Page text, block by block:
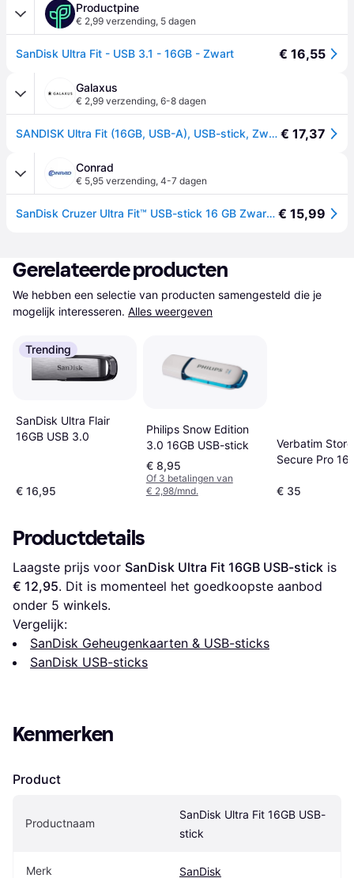
Productpine
€ 2,99 verzending, 5 dagen
SanDisk Ultra Fit - USB 3.1 - 16GB - Zwart € 16,55
Galaxus
€ 2,99 verzending, 6-8 dagen
SANDISK Ultra Fit (16GB, USB-A), USB-stick, Zwart € 17,37
Conrad
€ 5,95 verzending, 4-7 dagen
SanDisk Cruzer Ultra Fit™ USB-stick 16 GB Zwart SDCZ430-016G-G46 USB-A 3.2 Gen 1 € 15,99
Gerelateerde producten
We hebben een selectie van producten samengesteld die je
mogelijk interesseren. Alles weergeven
Trending
SanDisk Ultra Flair
16GB USB 3.0
€ 16,95
Philips Snow Edition
3.0 16GB USB-stick
€ 8,95
Of 3 betalingen van
€ 2,98/mnd.
Verbatim
Secure Pro
€ 35
Productdetails
Laagste prijs voor SanDisk Ultra Fit 16GB USB-stick
€ 12,95. Dit is momenteel het goedkoopste aanbod
onder 5 winkels.
Vergelijk:
SanDisk Geheugenkaarten & USB-sticks
SanDisk USB-sticks
Kenmerken
Product
Productnaam
SanDisk Ultra Fit 16GB USB-
stick
Merk SanDisk